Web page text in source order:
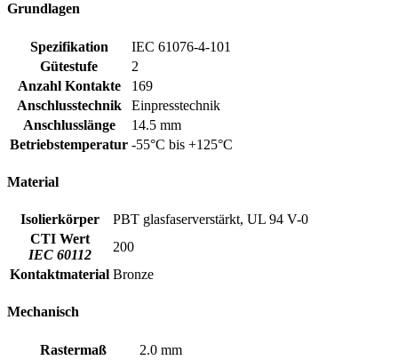
Grundlagen
Spezifikation
IEC 61076-4-101
Gütestufe
2
Anzahl Kontakte
169
Anschlusstechnik
Einpresstechnik
Anschlusslänge
14.5 mm
Betriebstemperatur -55°C bis +125°C
Material
Isolierkörper
PBT glasfaserverstärkt, UL 94 V-0
CTI Wert
IEC 60112
200
Kontaktmaterial Bronze
Mechanisch
Rastermaß
2.0 mm